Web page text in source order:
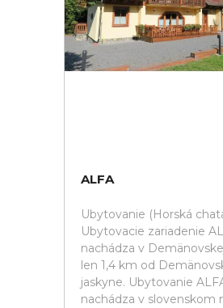
ALFA
Ubytovanie (Horská
Ubytovacie zariadenie
nachádza v
len 1,4 km od
jaskyne. Ubytovanie
nachádza v slovenskom